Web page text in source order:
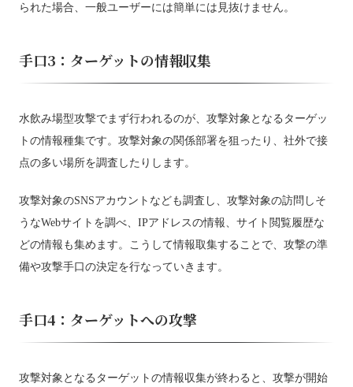
られた場合、一般ユーザーには簡単には見抜けません。
手口3：ターゲットの情報収集
水飲み場型攻撃でまず行われるのが、攻撃対象となるターゲッ
トの情報種集です。攻撃対象の関係部署を狙ったり、社外で接
点の多い場所を調査したりします。
攻撃対象のSNSアカウントなども調査し、攻撃対象の訪問しそ
うなWebサイトを調べ、IPアドレスの情報、サイト閲覧履歴な
どの情報も集めます。こうして情報取集することで、攻撃の準
備や攻撃手口の決定を行なっていきます。
手口4：ターゲットへの攻撃
攻撃対象となるターゲットの情報収集が終わると、攻撃が開始